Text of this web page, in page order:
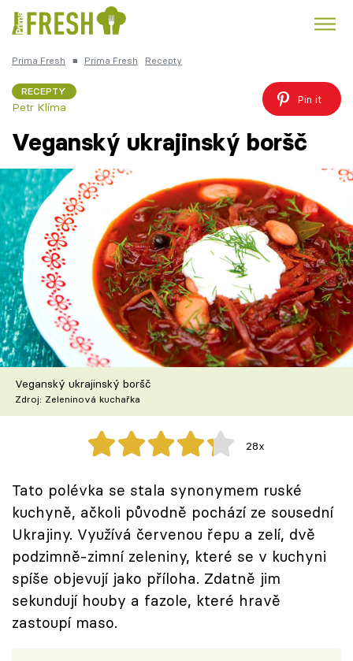
Česká kuchyně
Témata
Recepty
Články
TV Program
Škola vaření
Recepty z TV
Speciál: Cuketa
Těhotnej kuchař
Sledujte prima+
Přihlášení
Sledujte nás
Prima Fresh ■ Prima Fresh Recepty
RECEPTY
Petr Klíma
Pin it
Veganský ukrajinský boršč
Veganský ukrajinský boršč
Zdroj: Zeleninová kuchařka
28x
Tato polévka se stala synonymem ruské
kuchyně, ačkoli původně pochází ze sousední
Ukrajiny. Využívá červenou řepu a zelí, dvě
podzimně-zimní zeleniny, které se v kuchyni
spíše objevují jako příloha. Zdatně jim
sekundují houby a fazole, které hravě
zastoupí maso.